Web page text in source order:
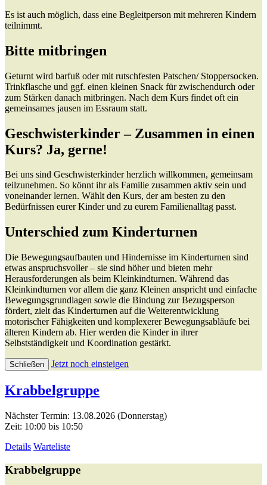
Es ist auch möglich, dass eine Begleitperson mit mehreren Kindern
teilnimmt.
Bitte mitbringen
Geturnt wird barfuß oder mit rutschfesten Patschen/ Stoppersocken.
Trinkflasche und ggf. einen kleinen Snack für zwischendurch oder
zum Stärken danach mitbringen. Nach dem Kurs findet oft ein
gemeinsames jausen im Essraum statt.
Geschwisterkinder – Zusammen in einen
Kurs? Ja, gerne!
Bei uns sind Geschwisterkinder herzlich willkommen, gemeinsam
teilzunehmen. So könnt ihr als Familie zusammen aktiv sein und
voneinander lernen. Wählt den Kurs, der am besten zu den
Bedürfnissen eurer Kinder und zu eurem Familienalltag passt.
Unterschied zum Kinderturnen
Die Bewegungsaufbauten und Hindernisse im Kinderturnen sind
etwas anspruchsvoller – sie sind höher und bieten mehr
Herausforderungen als beim Kleinkindturnen. Während das
Kleinkindturnen vor allem die ganz Kleinen anspricht und einfache
Bewegungsgrundlagen sowie die Bindung zur Bezugsperson
fördert, zielt das Kinderturnen auf die Weiterentwicklung
motorischer Fähigkeiten und komplexerer Bewegungsabläufe bei
älteren Kindern ab. Hier werden die Kinder in ihrer
Selbstständigkeit und Koordination gestärkt.
Schließen Jetzt noch einsteigen
Krabbelgruppe
Nächster Termin: 13.08.2026 (Donnerstag)
Zeit: 10:00 bis 10:50
Details Warteliste
Krabbelgruppe